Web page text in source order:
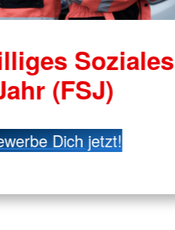
Soziales
(FSJ)
Dich jetzt!